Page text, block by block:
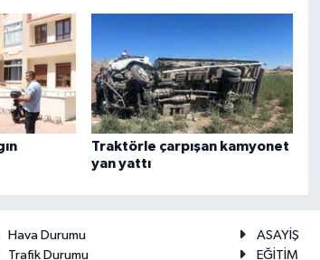
Traktörle çarpışan kamyonet
yan yattı
Hava Durumu
Trafik Durumu
ASAYİŞ
EĞİTİM